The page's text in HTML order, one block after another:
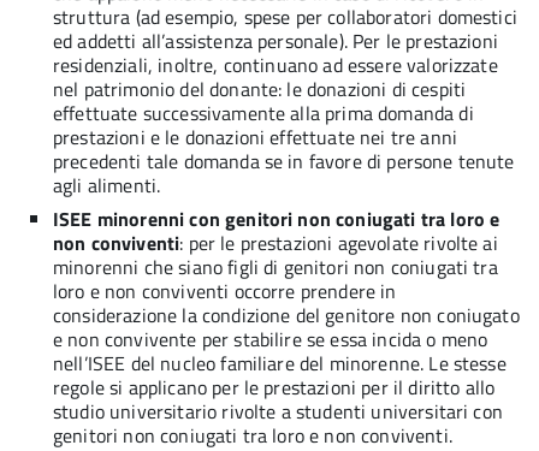
struttura (ad esempio, spese per collaboratori domestici
ed addetti all’assistenza personale). Per le prestazioni
residenziali, inoltre, continuano ad essere valorizzate
nel patrimonio del donante: le donazioni di cespiti
effettuate successivamente alla prima domanda di
prestazioni e le donazioni effettuate nei tre anni
precedenti tale domanda se in favore di persone tenute
agli alimenti.
ISEE minorenni con genitori non coniugati tra loro e
non conviventi: per le prestazioni agevolate rivolte ai
minorenni che siano figli di genitori non coniugati tra
loro e non conviventi occorre prendere in
considerazione la condizione del genitore non coniugato
e non convivente per stabilire se essa incida o meno
nell’ISEE del nucleo familiare del minorenne. Le stesse
regole si applicano per le prestazioni per il diritto allo
studio universitario rivolte a studenti universitari con
genitori non coniugati tra loro e non conviventi.